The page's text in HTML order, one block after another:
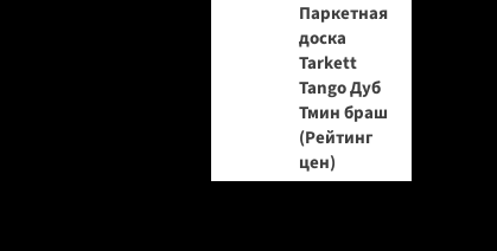
Паркетная
доска
Tarkett
Tango Дуб
Тмин браш
(Рейтинг
цен)